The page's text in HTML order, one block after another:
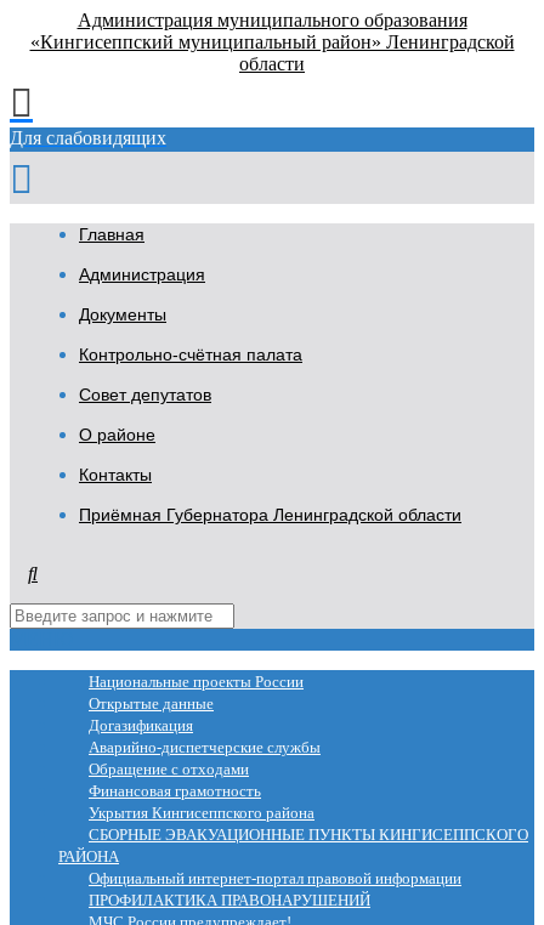
Администрация муниципального образования
«Кингисеппский муниципальный район» Ленинградской
области
Для слабовидящих
Главная
Администрация
Документы
Контрольно-счётная палата
Совет депутатов
О районе
Контакты
Приёмная Губернатора Ленинградской области
Национальные проекты России
Открытые данные
Догазификация
Аварийно-диспетчерские службы
Обращение с отходами
Финансовая грамотность
Укрытия Кингисеппского района
СБОРНЫЕ ЭВАКУАЦИОННЫЕ ПУНКТЫ КИНГИСЕППСКОГО
РАЙОНА
Официальный интернет-портал правовой информации
ПРОФИЛАКТИКА ПРАВОНАРУШЕНИЙ